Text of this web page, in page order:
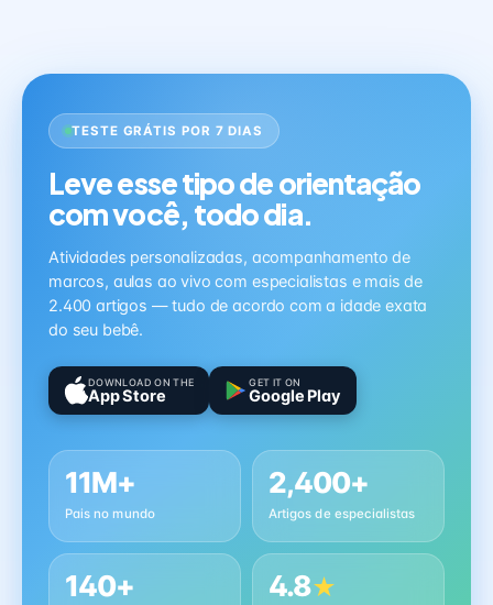
TESTE GRÁTIS POR 7 DIAS
Leve esse tipo de orientação
com você, todo dia.
Atividades personalizadas, acompanhamento de
marcos, aulas ao vivo com especialistas e mais de
2.400 artigos — tudo de acordo com a idade exata
do seu bebê.
DOWNLOAD ON THE
App Store
GET IT ON
Google Play
11M+
Pais no mundo
2,400+
Artigos de especialistas
140+ 4.8★